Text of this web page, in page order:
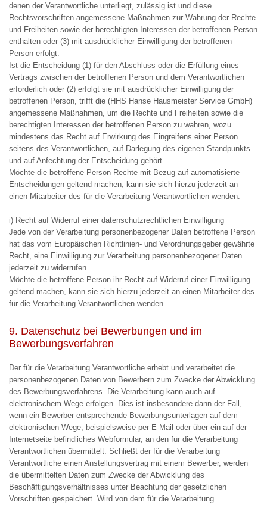
denen der Verantwortliche unterliegt, zulässig ist und diese
Rechtsvorschriften angemessene Maßnahmen zur Wahrung der Rechte
und Freiheiten sowie der berechtigten Interessen der betroffenen Person
enthalten oder (3) mit ausdrücklicher Einwilligung der betroffenen
Person erfolgt.
Ist die Entscheidung (1) für den Abschluss oder die Erfüllung eines
Vertrags zwischen der betroffenen Person und dem Verantwortlichen
erforderlich oder (2) erfolgt sie mit ausdrücklicher Einwilligung der
betroffenen Person, trifft die (HHS Hanse Hausmeister Service GmbH)
angemessene Maßnahmen, um die Rechte und Freiheiten sowie die
berechtigten Interessen der betroffenen Person zu wahren, wozu
mindestens das Recht auf Erwirkung des Eingreifens einer Person
seitens des Verantwortlichen, auf Darlegung des eigenen Standpunkts
und auf Anfechtung der Entscheidung gehört.
Möchte die betroffene Person Rechte mit Bezug auf automatisierte
Entscheidungen geltend machen, kann sie sich hierzu jederzeit an
einen Mitarbeiter des für die Verarbeitung Verantwortlichen wenden.
i) Recht auf Widerruf einer datenschutzrechtlichen Einwilligung
Jede von der Verarbeitung personenbezogener Daten betroffene Person
hat das vom Europäischen Richtlinien- und Verordnungsgeber gewährte
Recht, eine Einwilligung zur Verarbeitung personenbezogener Daten
jederzeit zu widerrufen.
Möchte die betroffene Person ihr Recht auf Widerruf einer Einwilligung
geltend machen, kann sie sich hierzu jederzeit an einen Mitarbeiter des
für die Verarbeitung Verantwortlichen wenden.
9. Datenschutz bei Bewerbungen und im
Bewerbungsverfahren
Der für die Verarbeitung Verantwortliche erhebt und verarbeitet die
personenbezogenen Daten von Bewerbern zum Zwecke der Abwicklung
des Bewerbungsverfahrens. Die Verarbeitung kann auch auf
elektronischem Wege erfolgen. Dies ist insbesondere dann der Fall,
wenn ein Bewerber entsprechende Bewerbungsunterlagen auf dem
elektronischen Wege, beispielsweise per E-Mail oder über ein auf der
Internetseite befindliches Webformular, an den für die Verarbeitung
Verantwortlichen übermittelt. Schließt der für die Verarbeitung
Verantwortliche einen Anstellungsvertrag mit einem Bewerber, werden
die übermittelten Daten zum Zwecke der Abwicklung des
Beschäftigungsverhältnisses unter Beachtung der gesetzlichen
Vorschriften gespeichert. Wird von dem für die Verarbeitung